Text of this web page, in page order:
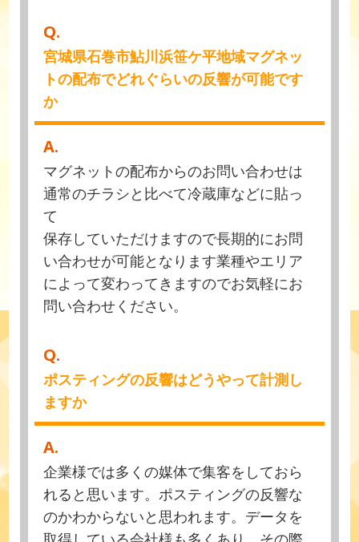
Q.
宮城県石巻市鮎川浜笹ケ平地域マグネッ
トの配布でどれぐらいの反響が可能です
か
A.
マグネットの配布からのお問い合わせは
通常のチラシと比べて冷蔵庫などに貼っ
て
保存していただけますので長期的にお問
い合わせが可能となります業種やエリア
によって変わってきますのでお気軽にお
問い合わせください。
Q.
ポスティングの反響はどうやって計測し
ますか
A.
企業様では多くの媒体で集客をしておら
れると思います。ポスティングの反響な
のかわからないと思われます。データを